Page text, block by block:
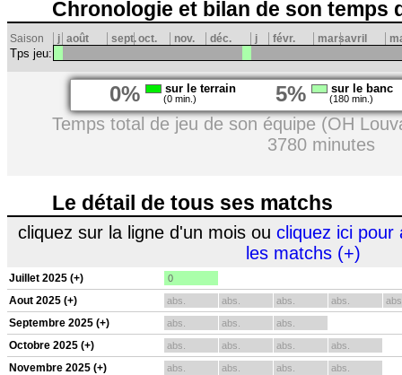
Chronologie et bilan de son temps
Saison j août sept.oct. nov. déc. j févr. marsavril
Tps jeu:
0% sur le terrain
(0 min.) 5% sur le banc
(180 min.)
Temps total de jeu de son équipe (OH
3780 minutes
Le détail de tous ses matchs
cliquez sur la ligne d'un mois ou cliquez ici pour
les matchs (+)
Juillet 2025 (+) 0
Aout 2025 (+) abs. abs. abs. abs.
Septembre 2025 (+) abs. abs. abs.
Octobre 2025 (+) abs. abs. abs. abs.
Novembre 2025 (+) abs. abs. abs. abs.